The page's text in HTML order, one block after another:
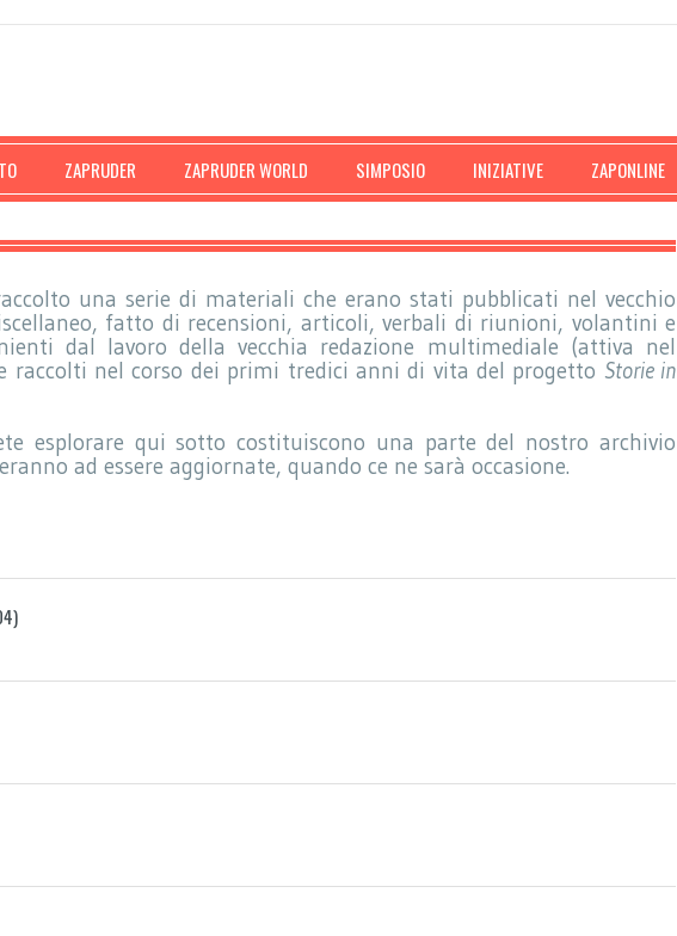
ZAPRUDER ZAPRUDER WORLD SIMPOSIO INIZIATIVE ZAPONLINE
una serie di materiali che erano stati pubblicati nel vecchio
fatto di recensioni, articoli, verbali di riunioni, volantini e
dal lavoro della vecchia redazione multimediale (attiva nel
raccolti nel corso dei primi tredici anni di vita del progetto Storie in
esplorare qui sotto costituiscono una parte del nostro archivio
ad essere aggiornate, quando ce ne sarà occasione.